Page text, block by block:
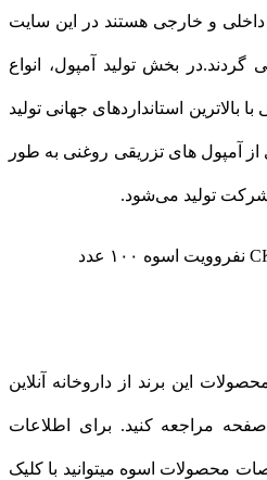
داخلی و خارجی هستند در این سایت
بخش تولید آمپول، انواع
بالاترین استانداردهای جهانی تولید
آمپول های تزریقی روغنی به طور
تولید می‌شود.
این برند از داروخانه آنلاین
صفحه مراجعه کنید. برای اطلاعات
محصولات اسوه میتوانید با کلیک